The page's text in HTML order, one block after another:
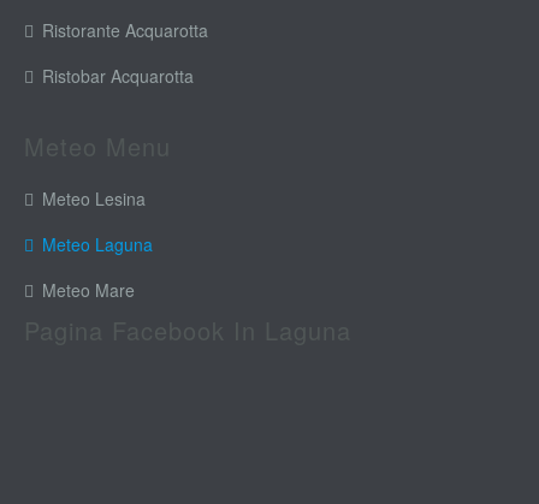
Ristorante Acquarotta
Ristobar Acquarotta
Meteo Lesina
Meteo Laguna
Meteo Mare